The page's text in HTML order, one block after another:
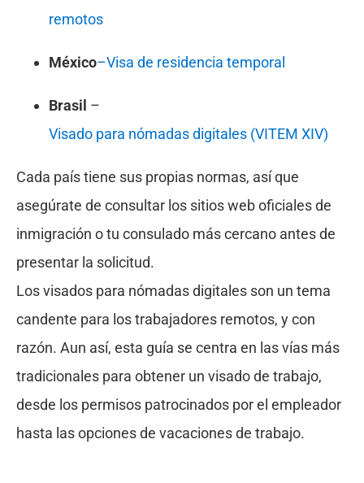
remotos
México–Visa de residencia temporal
Brasil –
Visado para nómadas digitales (VITEM XIV)
Cada país tiene sus propias normas, así que
asegúrate de consultar los sitios web oficiales de
inmigración o tu consulado más cercano antes de
presentar la solicitud.
Los visados para nómadas digitales son un tema
candente para los trabajadores remotos, y con
razón. Aun así, esta guía se centra en las vías más
tradicionales para obtener un visado de trabajo,
desde los permisos patrocinados por el empleador
hasta las opciones de vacaciones de trabajo.